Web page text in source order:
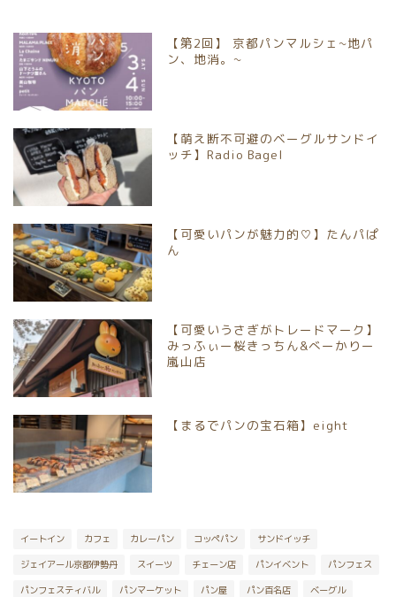
【第2回】 京都パンマルシェ~地パ
ン、地消。~
【萌え断不可避のベーグルサンドイ
ッチ】Radio Bagel
【可愛いパンが魅力的♡】たんパぱ
ん
【可愛いうさぎがトレードマーク】
みっふぃー桜きっちん&べーかりー
嵐山店
【まるでパンの宝石箱】eight
イートイン カフェ カレーパン コッペパン サンドイッチ
ジェイアール京都伊勢丹 スイーツ チェーン店 パンイベント パンフェス
パンフェスティバル パンマーケット パン屋 パン百名店 ベーグル
京都市北区
京都市中京区
京都市南区
京都市山科区
宇治市
京丹後市